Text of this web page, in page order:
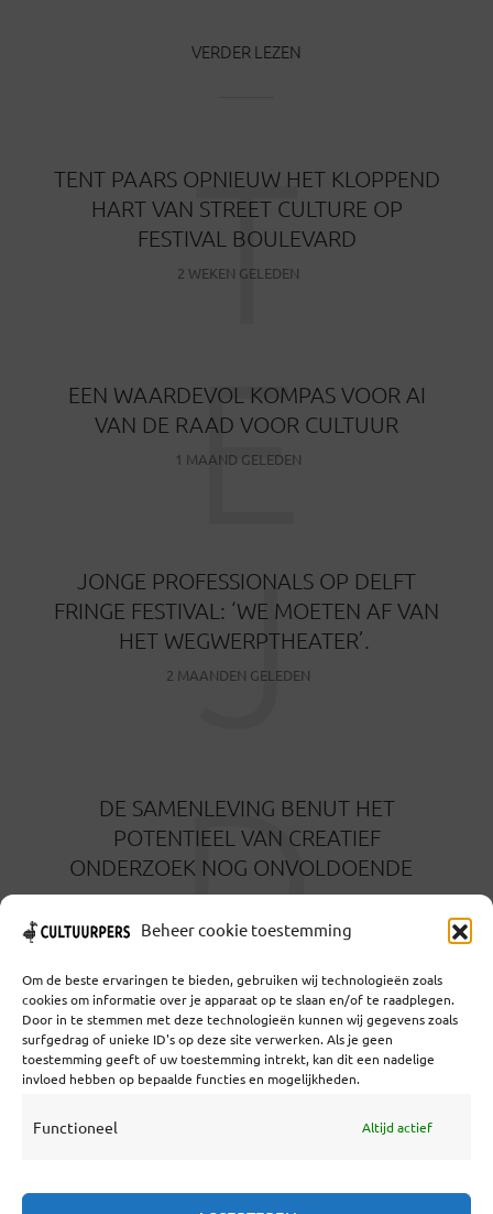
Beheer cookie toestemming
Om de beste ervaringen te bieden, gebruiken wij technologieën zoals
cookies om informatie over je apparaat op te slaan en/of te raadplegen.
Door in te stemmen met deze technologieën kunnen wij gegevens zoals
surfgedrag of unieke ID's op deze site verwerken. Als je geen
toestemming geeft of uw toestemming intrekt, kan dit een nadelige
invloed hebben op bepaalde functies en mogelijkheden.
Functioneel Altijd actief
VERDER LEZEN
TENT PAARS OPNIEUW HET KLOPPEND
HART VAN STREET CULTURE OP
FESTIVAL BOULEVARD
2 WEKEN GELEDEN
T
EEN WAARDEVOL KOMPAS VOOR AI
VAN DE RAAD VOOR CULTUUR
1 MAAND GELEDEN
E
JONGE PROFESSIONALS OP DELFT
FRINGE FESTIVAL: ‘WE MOETEN AF VAN
HET WEGWERPTHEATER’.
2 MAANDEN GELEDEN
J
DE SAMENLEVING BENUT HET
POTENTIEEL VAN CREATIEF
ONDERZOEK NOG ONVOLDOENDE
D
Coöperatief Cultureel Persbureau U.A. | Salzburg 29 |
3524KS Utrecht | KvK: 55573592 |Btw: